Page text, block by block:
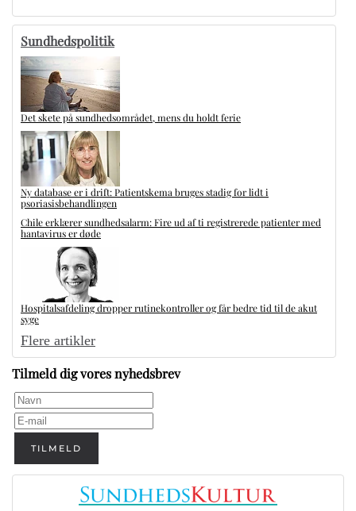
Sundhedspolitik
Det skete på sundhedsområdet, mens du holdt ferie
Ny database er i drift: Patientskema bruges stadig for lidt i
psoriasisbehandlingen
Chile erklærer sundhedsalarm: Fire ud af ti registrerede patienter med
hantavirus er døde
Hospitalsafdeling dropper rutinekontroller og får bedre tid til de akut
syge
Flere artikler
Tilmeld dig vores nyhedsbrev
TILMELD